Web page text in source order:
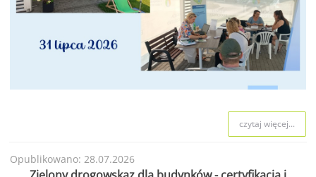
czytaj więcej...
Opublikowano: 28.07.2026